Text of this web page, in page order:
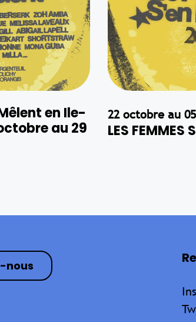
en Ile-
au 29
22 octobre au
LES FEMMES
nous